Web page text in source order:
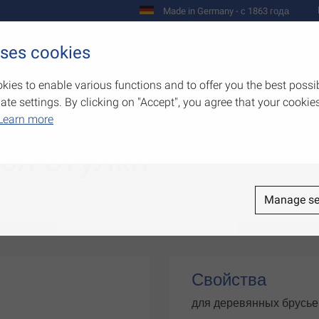
Made in Germany - с 1863 года
Предприятие
втулки
Свойства
для деревянных
cookies
to enable various functions and to offer you the best
settings. By clicking on "Accept", you agree that your
more
Manage